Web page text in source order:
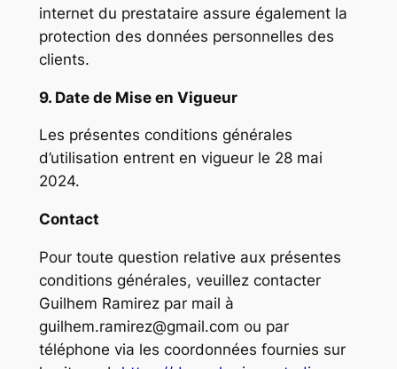
internet du prestataire assure également la
protection des données personnelles des
clients.
9. Date de Mise en Vigueur
Les présentes conditions générales
d’utilisation entrent en vigueur le 28 mai
2024.
Contact
Pour toute question relative aux présentes
conditions générales, veuillez contacter
Guilhem Ramirez par mail à
guilhem.ramirez@gmail.com ou par
téléphone via les coordonnées fournies sur